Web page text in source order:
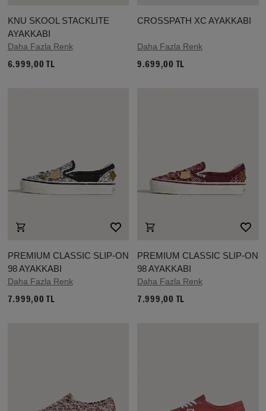
KNU SKOOL STACKLITE
AYAKKABI
Daha Fazla Renk
6.999,00 TL
CROSSPATH XC AYAKKABI
Daha Fazla Renk
9.699,00 TL
PREMIUM CLASSIC SLIP-ON
98 AYAKKABI
Daha Fazla Renk
7.999,00 TL
PREMIUM CLASSIC SLIP-ON
98 AYAKKABI
Daha Fazla Renk
7.999,00 TL